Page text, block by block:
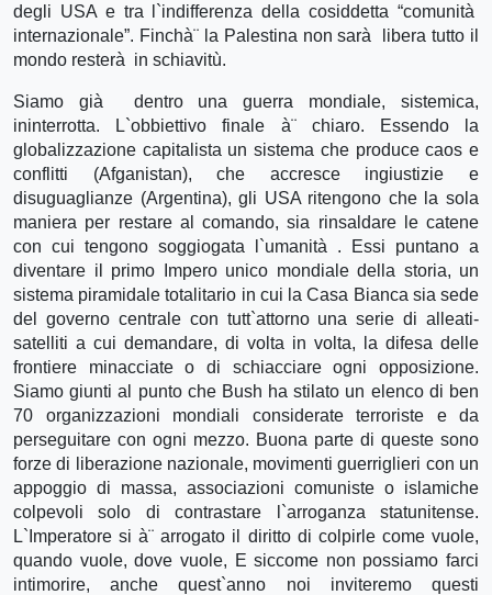
degli USA e tra l`indifferenza della cosiddetta “comunità
internazionale”. Finchà¨ la Palestina non sarà libera tutto il
mondo resterà in schiavitù.
Siamo già dentro una guerra mondiale, sistemica,
ininterrotta. L`obbiettivo finale à¨ chiaro. Essendo la
globalizzazione capitalista un sistema che produce caos e
conflitti (Afganistan), che accresce ingiustizie e
disuguaglianze (Argentina), gli USA ritengono che la sola
maniera per restare al comando, sia rinsaldare le catene
con cui tengono soggiogata l`umanità . Essi puntano a
diventare il primo Impero unico mondiale della storia, un
sistema piramidale totalitario in cui la Casa Bianca sia sede
del governo centrale con tutt`attorno una serie di alleati-
satelliti a cui demandare, di volta in volta, la difesa delle
frontiere minacciate o di schiacciare ogni opposizione.
Siamo giunti al punto che Bush ha stilato un elenco di ben
70 organizzazioni mondiali considerate terroriste e da
perseguitare con ogni mezzo. Buona parte di queste sono
forze di liberazione nazionale, movimenti guerriglieri con un
appoggio di massa, associazioni comuniste o islamiche
colpevoli solo di contrastare l`arroganza statunitense.
L`Imperatore si à¨ arrogato il diritto di colpirle come vuole,
quando vuole, dove vuole, E siccome non possiamo farci
intimorire, anche quest`anno noi inviteremo questi